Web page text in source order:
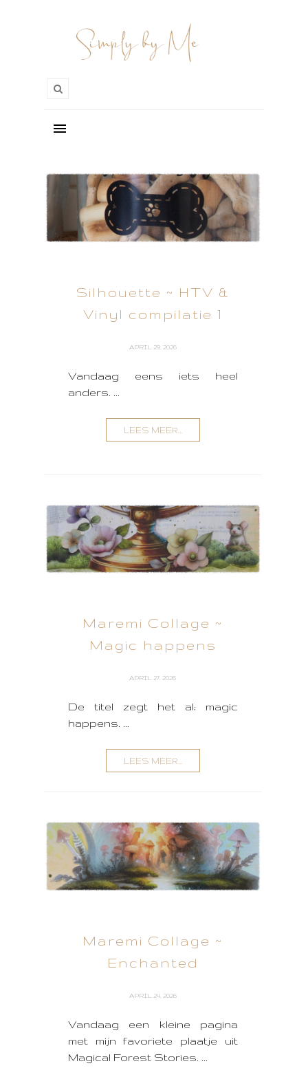
Silhouette ~ HTV &
Vinyl compilatie 1
APRIL 29, 2026
Vandaag eens iets heel
anders. ...
LEES MEER...
Maremi Collage ~
Magic happens
APRIL 27, 2026
De titel zegt het al; magic
happens. ...
LEES MEER...
Maremi Collage ~
Enchanted
APRIL 24, 2026
Vandaag een kleine pagina
met mijn favoriete plaatje uit
Magical Forest Stories. ...